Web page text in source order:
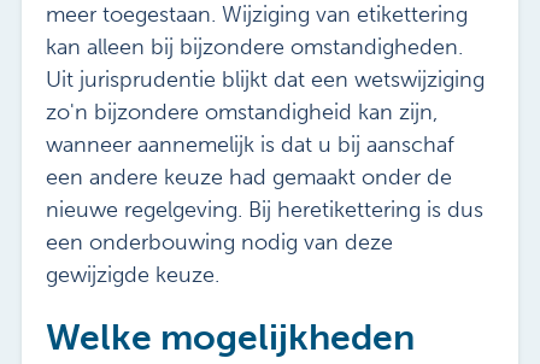
meer toegestaan. Wijziging van etikettering
kan alleen bij bijzondere omstandigheden.
Uit jurisprudentie blijkt dat een wetswijziging
zo'n bijzondere omstandigheid kan zijn,
wanneer aannemelijk is dat u bij aanschaf
een andere keuze had gemaakt onder de
nieuwe regelgeving. Bij heretikettering is dus
een onderbouwing nodig van deze
gewijzigde keuze.
Welke mogelijkheden